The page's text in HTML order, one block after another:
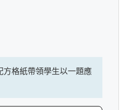
方格紙帶領學生以一題應